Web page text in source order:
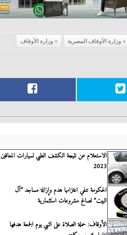
وزارة الأوقاف المصرية وزارة الأوقاف
الاستعلام عن نتيجة الكشف الطبي لسيارات المعاقين
2023
الحكومة تنفي اعتزامها هدم وإزالة مساجد ”آل
البيت” لصالح مشروعات استثمارية
الأوقاف: حملة الصلاة على النبي يوم الجمعة هدفها